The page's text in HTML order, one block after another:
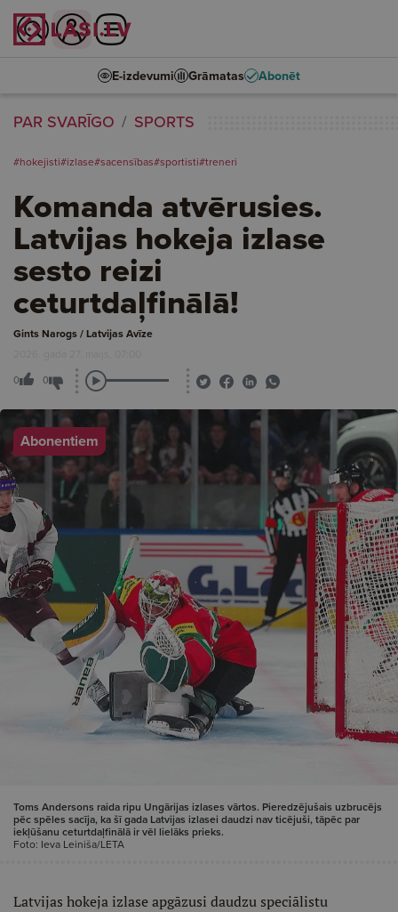
E-izdevumi Grāmatas Abonēt
PAR SVARĪGO SPORTS
#hokejisti#izlase#sacensības#sportisti#treneri
Komanda atvērusies.
Latvijas hokeja izlase
sesto reizi
ceturtdaļfinālā!
Gints Narogs / Latvijas Avīze
2026. gada 27. maijs, 07:00
0 0
Abonentiem
Toms Andersons raida ripu Ungārijas izlases vārtos. Pieredzējušais uzbrucējs
pēc spēles sacīja, ka šī gada Latvijas izlasei daudzi nav ticējuši, tāpēc par
iekļūšanu ceturtdaļfinālā ir vēl lielāks prieks.
Foto: Ieva Leiniša/LETA
Latvijas hokeja izlase apgāzusi daudzu speciālistu